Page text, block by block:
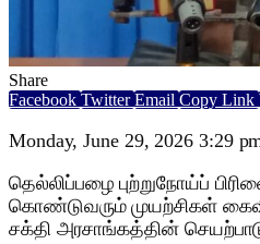
Share
Facebook Twitter Email Copy Link
Monday, June 29, 2026 3:29
தெல்லிப்பழை புற்றுநோய்ப்
கொண்டுவரும் முயற்சிகள்
சக்தி அரசாங்கத்தின்